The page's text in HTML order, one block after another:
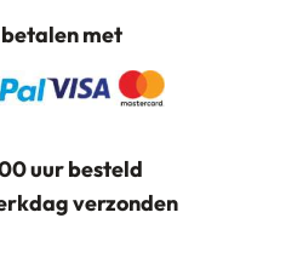
met
uur besteld
verzonden